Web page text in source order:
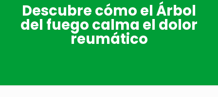
Descubre cómo el Árbol
del fuego calma el dolor
reumático